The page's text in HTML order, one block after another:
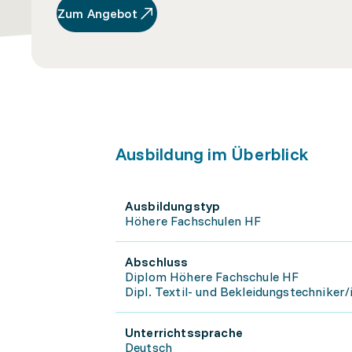
Zum Angebot
Ausbildung im Überblick
Ausbildungstyp
Höhere Fachschulen HF
Abschluss
Diplom Höhere Fachschule HF
Dipl. Textil- und
Unterrichtssprache
Deutsch